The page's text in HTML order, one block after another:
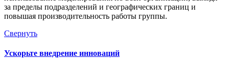
за пределы подразделений и географических границ и
повышая производительность работы группы.
Свернуть
Ускорьте внедрение инноваций